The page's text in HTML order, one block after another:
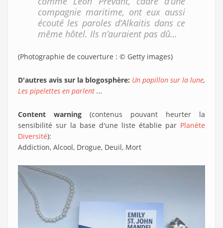
compagnie maritime, ont eux aussi
écouté les paroles d’Alkaitis dans ce
même hôtel. Ils n’auraient pas dû…
(Photographie de couverture : © Getty images)
D'autres avis sur la blogosphère: Un papillon sur la lune,
Les pipelettes en parlent ...
Content warning (contenus pouvant heurter la
sensibilité sur la base d'une liste établie par Planète
Diversité):
Addiction, Alcool, Drogue, Deuil, Mort